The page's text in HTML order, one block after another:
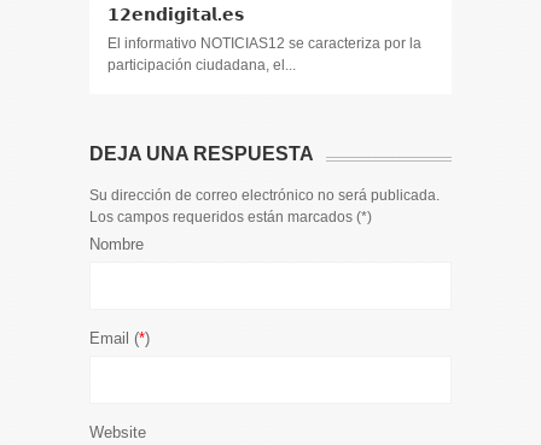
𝟭𝟮𝗲𝗻𝗱𝗶𝗴𝗶𝘁𝗮𝗹.𝗲𝘀
El informativo NOTICIAS12 se caracteriza por la
participación ciudadana, el...
DEJA UNA RESPUESTA
Su dirección de correo electrónico no será publicada.
Los campos requeridos están marcados (*)
Nombre
Email (*)
Website